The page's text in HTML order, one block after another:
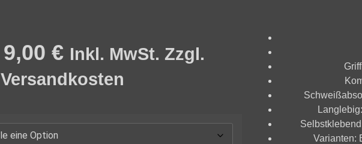
9,00€ Inkl. MwSt. Zzgl.
Versandkosten
Langlebig:
Varianten: